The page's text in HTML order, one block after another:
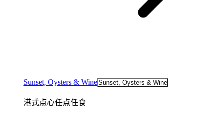
Sunset, Oysters & WineSunset, Oysters & Wine
港式点心任点任食